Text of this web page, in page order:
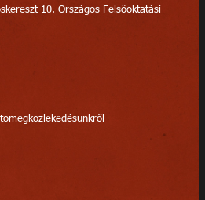
10. Országos Felsőoktatási